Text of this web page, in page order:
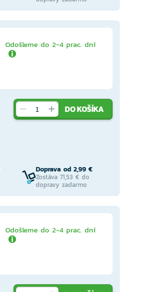
Odošleme do 2-4 prac. dní
DO KOŠÍKA
Doprava od 2,99 €
Zostáva 71,53 € do
dopravy zadarmo
Odošleme do 2-4 prac. dní